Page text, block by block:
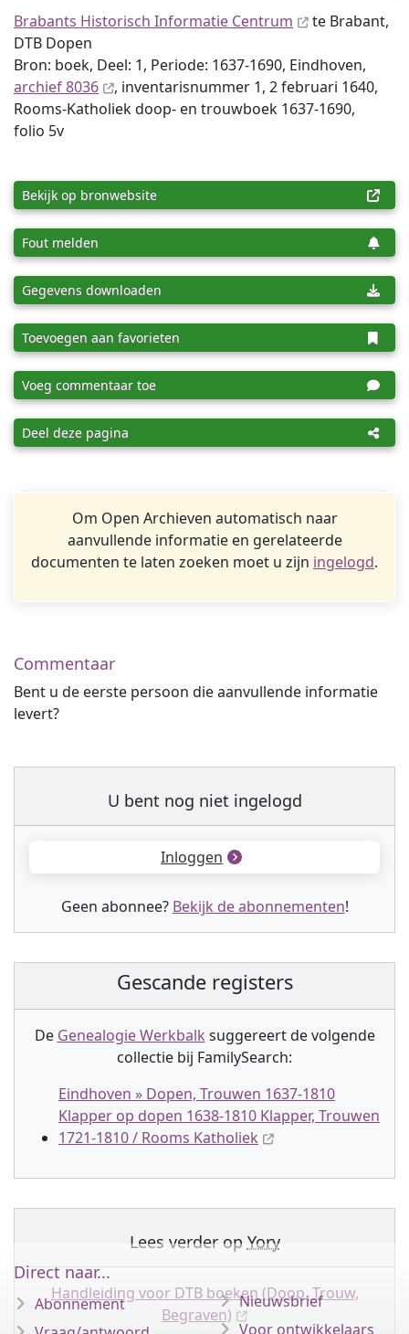
Brabants Historisch Informatie Centrum
te Brabant,
DTB Dopen
Bron: boek, Deel: 1, Periode: 1637-1690, Eindhoven,
archief 8036
, inventaris­num­mer 1, 2 februari 1640,
Rooms-Katholiek doop- en trouwboek 1637-1690,
folio 5v
Bekijk op bronwebsite
Fout melden
Gegevens downloaden
Toevoegen aan favorieten
Voeg commentaar toe
Deel deze pagina
Om Open Archieven automatisch naar
aanvullende informatie en gerelateerde
documenten te laten zoeken moet u zijn ingelogd.
Commentaar
Bent u de eerste persoon die aanvullende informatie
levert?
U bent nog niet ingelogd
Inloggen
Geen abonnee? Bekijk de abonnementen!
Gescande registers
De Genealogie Werkbalk suggereert de volgende
collectie bij FamilySearch:
Eindhoven » Dopen, Trouwen 1637-1810
Klapper op dopen 1638-1810 Klapper, Trouwen
1721-1810 / Rooms Katholiek
Lees verder op Yory
Handleiding voor DTB boeken (Doop, Trouw,
Begraven)
Direct naar...
Abonnement
Nieuwsbrief
Voor ontwikkelaars